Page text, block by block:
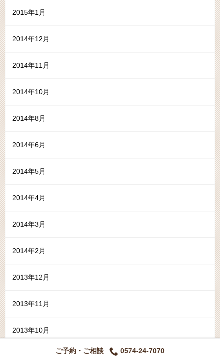
2015年1月
2014年12月
2014年11月
2014年10月
2014年8月
2014年6月
2014年5月
2014年4月
2014年3月
2014年2月
2013年12月
2013年11月
2013年10月
ご予約・ご相談 0574-24-7070